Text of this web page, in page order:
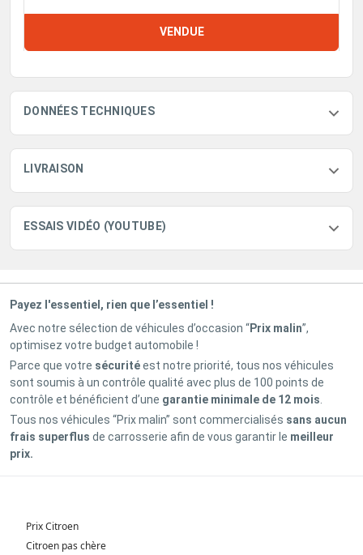
VENDUE
DONNÉES TECHNIQUES
LIVRAISON
ESSAIS VIDÉO (YOUTUBE)
Payez l'essentiel, rien que l’essentiel !
Avec notre sélection de véhicules d’occasion “Prix malin”,
optimisez votre budget automobile !
Parce que votre sécuritéest notre priorité, tous nos véhicules
sont soumis à un contrôle qualité avec plus de 100 points de
contrôle et bénéficient d’une garantie minimale de 12 mois
Tous nos véhicules “Prix malin” sont commercialisés sans aucun
frais superflus de carrosserie afin de vous garantir le meilleur
prix.
Prix Citroen
Citroen pas chère